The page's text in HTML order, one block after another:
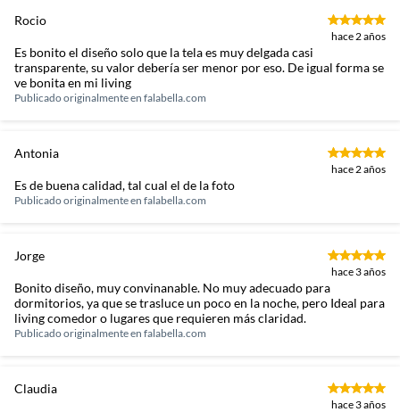
Rocio
hace 2 años
Es bonito el diseño solo que la tela es muy delgada casi
transparente, su valor debería ser menor por eso. De igual forma se
ve bonita en mi living
Publicado originalmente en falabella.com
Antonia
hace 2 años
Es de buena calidad, tal cual el de la foto
Publicado originalmente en falabella.com
Jorge
hace 3 años
Bonito diseño, muy convinanable. No muy adecuado para
dormitorios, ya que se trasluce un poco en la noche, pero Ideal para
living comedor o lugares que requieren más claridad.
Publicado originalmente en falabella.com
Claudia
hace 3 años